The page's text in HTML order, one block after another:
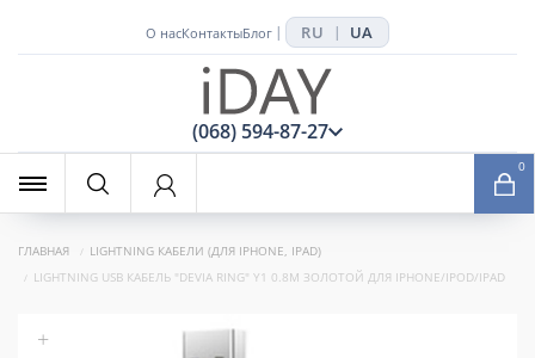
О насКонтактыБлог | RU | UA
(068) 594-87-27
0
ГЛАВНАЯ
LIGHTNING КАБЕЛИ (ДЛЯ IPHONE, IPAD)
LIGHTNING USB КАБЕЛЬ "DEVIA RING" Y1 0.8M ЗОЛОТОЙ ДЛЯ IPHONE/IPOD/IPAD
+